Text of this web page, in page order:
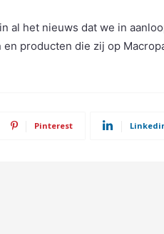
al het nieuws dat we in
producten die zij op
Pinterest